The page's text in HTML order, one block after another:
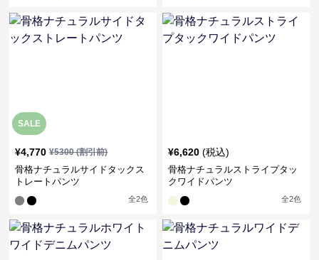
SALE
¥4,770 ¥5300(割引前)
骨格ナチュラルサイドタックス
トレートパンツ
全2色
¥6,620 (税込)
骨格ナチュラルストライプタッ
クワイドパンツ
全2色